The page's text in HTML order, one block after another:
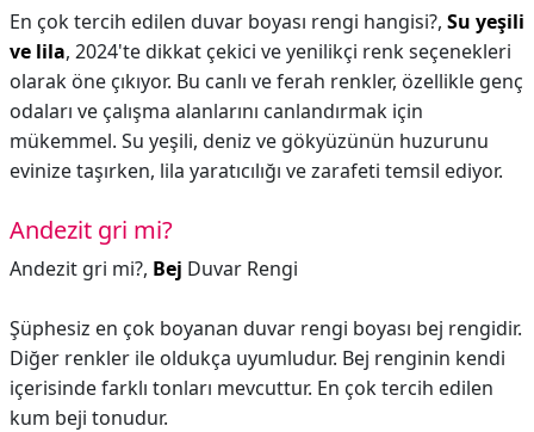
En çok tercih edilen duvar boyası rengi hangisi?, Su yeşili
ve lila, 2024'te dikkat çekici ve yenilikçi renk seçenekleri
olarak öne çıkıyor. Bu canlı ve ferah renkler, özellikle genç
odaları ve çalışma alanlarını canlandırmak için
mükemmel. Su yeşili, deniz ve gökyüzünün huzurunu
evinize taşırken, lila yaratıcılığı ve zarafeti temsil ediyor.
Andezit gri mi?
Andezit gri mi?, Bej Duvar Rengi
Şüphesiz en çok boyanan duvar rengi boyası bej rengidir.
Diğer renkler ile oldukça uyumludur. Bej renginin kendi
içerisinde farklı tonları mevcuttur. En çok tercih edilen
kum beji tonudur.